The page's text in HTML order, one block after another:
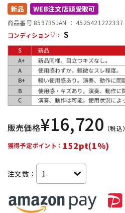
配信/ライブ機器
中古
新品 WEB注文店頭受取可
商品番号 859735JAN ： 4525421222337
コンディション
： S
販売価格¥16,720 （税込）
獲得予定ポイント： 152pt(1%)
注文数：